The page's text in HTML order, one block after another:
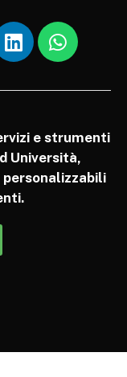
e strumenti
Università,
personalizzabili